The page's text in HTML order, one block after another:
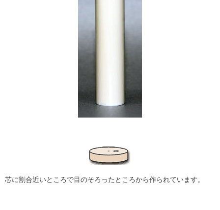
芯に割合近いところで目のそろったところから作られています。